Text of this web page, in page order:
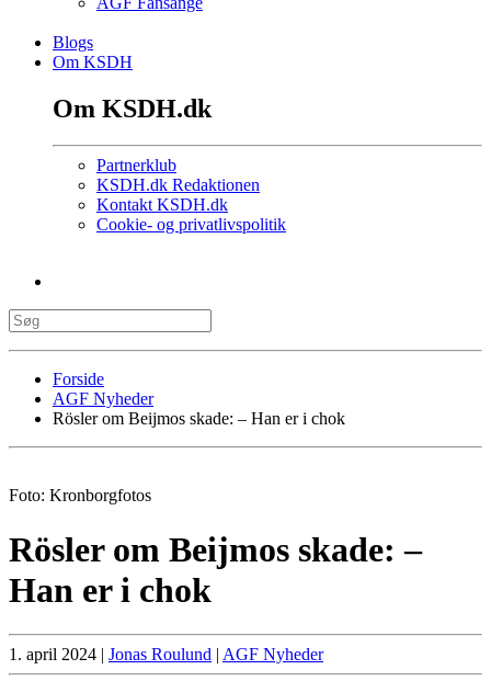
Blogs
Om KSDH
Om KSDH.dk
Partnerklub
KSDH.dk Redaktionen
Kontakt KSDH.dk
Cookie- og privatlivspolitik
Forside
AGF Nyheder
Rösler om Beijmos skade: – Han er i chok
Foto: Kronborgfotos
Rösler om Beijmos skade: –
Han er i chok
1. april 2024 | Jonas Roulund | AGF Nyheder